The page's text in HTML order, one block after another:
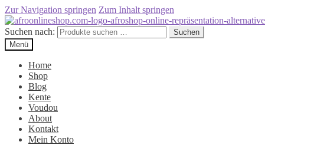
Zur Navigation springen Zum Inhalt springen
Suchen nach:
Suchen
Menü
Home
Shop
Blog
Kente
Voudou
About
Kontakt
Mein Konto